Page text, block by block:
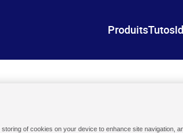
ProduitsTutos
1,66kg
storing of cookies on your device to enhance site navigation,